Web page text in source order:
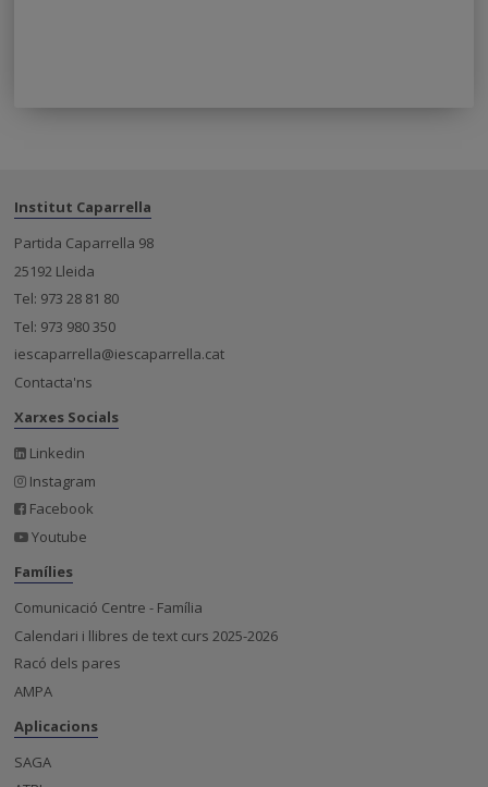
Institut Caparrella
Partida Caparrella 98
25192 Lleida
Tel: 973 28 81 80
Tel: 973 980 350
iescaparrella@iescaparrella.cat
Contacta'ns
Xarxes Socials
Linkedin
Instagram
Facebook
Youtube
Famílies
Comunicació Centre - Família
Calendari i llibres de text curs 2025-2026
Racó dels pares
AMPA
Aplicacions
SAGA